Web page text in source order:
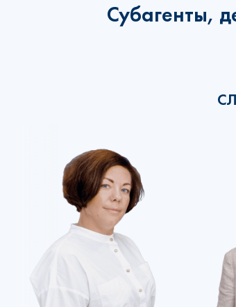
Субагенты,